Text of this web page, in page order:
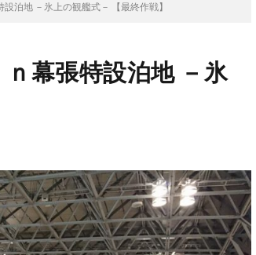
泊地 －氷上の観艦式－ 【最終作戦】
ｎ幕張特設泊地 －氷